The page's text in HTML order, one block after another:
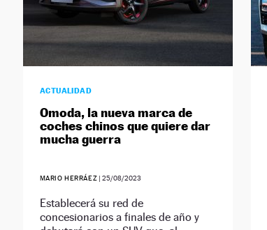
ACTUALIDAD
Omoda, la nueva marca de
coches chinos que quiere dar
mucha guerra
MARIO HERRÁEZ |25/08/2023
Establecerá su red de
concesionarios a finales de año y